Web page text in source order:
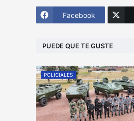
Facebook
PUEDE QUE TE GUSTE
POLICIALES